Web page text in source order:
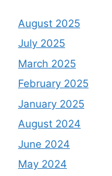
August 2025
July 2025
March 2025
February 2025
January 2025
August 2024
June 2024
May 2024